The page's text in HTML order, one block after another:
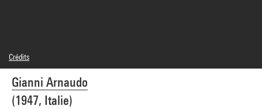
Gianni Arnaudo
(1947, Italie)
Crédits
© Gianni Arnaudo
Crédit photographique : Centre Pompidou, MNAM-CCI/Georges Meguerditchian/Dist.
GrandPalaisRmn
Réf. image : 4F40093 [2002 CX 6019]